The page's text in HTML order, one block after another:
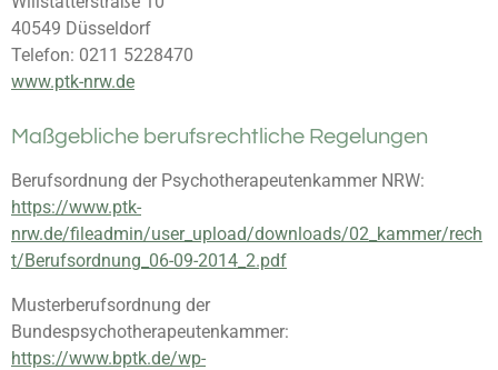
40549 Düsseldorf
Telefon: 0211 5228470
www.ptk-nrw.de
Maßgebliche berufsrechtliche Regelungen
Berufsordnung der Psychotherapeutenkammer NRW:
https://www.ptk-
nrw.de/fileadmin/user_upload/downloads/02_kammer/rech
t/Berufsordnung_06-09-2014_2.pdf
Musterberufsordnung der
Bundespsychotherapeutenkammer:
https://www.bptk.de/wp-